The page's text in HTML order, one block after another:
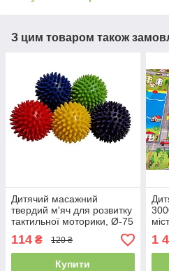
З цим товаром також
Дитячий масажний
твердий м'яч для розвитку
тактильної моторики, Ø-75
мм, м'ячик, для дітей та
дорослих
114 ₴ 120 ₴
Купити
1